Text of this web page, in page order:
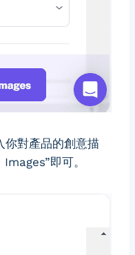
你對產品的創意描
即可。